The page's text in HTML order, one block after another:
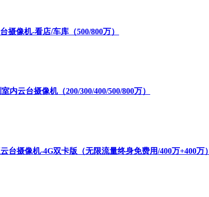
摄像机-看店/车库（500/800万）
内云台摄像机（200/300/400/500/800万）
台摄像机-4G双卡版（无限流量终身免费用/400万+400万）